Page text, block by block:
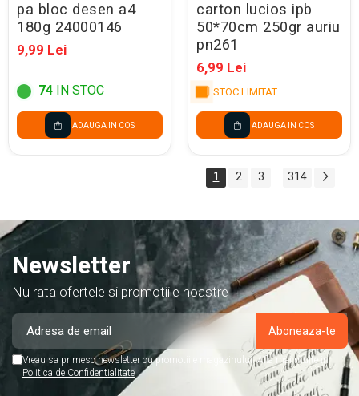
pa bloc desen a4
180g 24000146
9,99 Lei
74 IN STOC
ADAUGA IN COS
carton lucios ipb
50*70cm 250gr auriu
pn261
6,99 Lei
STOC LIMITAT
ADAUGA IN COS
1 2 3 ... 314
Newsletter
Nu rata ofertele si promotiile noastre
Vreau sa primesc newsletter cu promotiile magazinului. Afla mai multe in
Politica de Confidentialitate